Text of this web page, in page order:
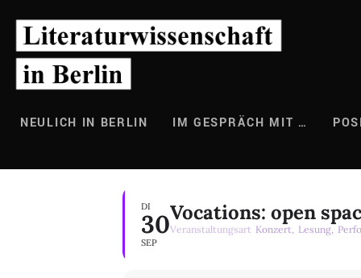
Inhalt
springen
NEULICH IN BERLIN IM GESPRÄCH MIT …
DI
30
SEP
Vocations: open
Veranstaltungsart Konzert, Lesung,